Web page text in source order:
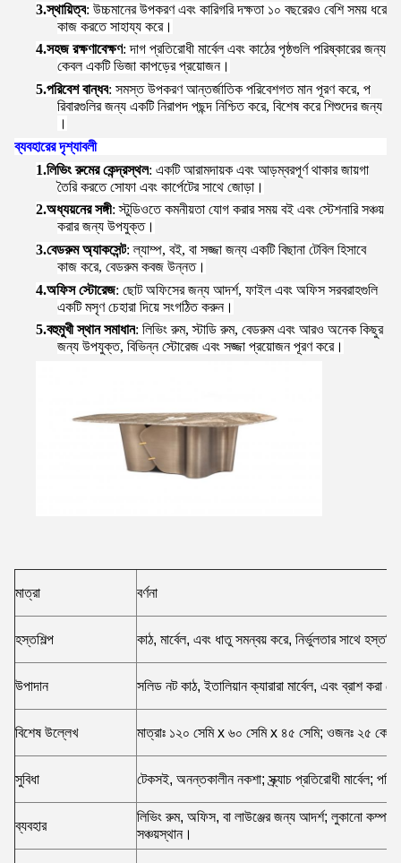
3.স্থায়িত্ব: উচ্চমানের উপকরণ এবং কারিগরি দক্ষতা ১০ বছরেরও বেশি সময় ধরে
কাজ করতে সাহায্য করে।
4.সহজ রক্ষণাবেক্ষণ: দাগ প্রতিরোধী মার্বেল এবং কাঠের পৃষ্ঠগুলি পরিষ্কারের জন্য
কেবল একটি ভিজা কাপড়ের প্রয়োজন।
5.পরিবেশ বান্ধব: সমস্ত উপকরণ আন্তর্জাতিক পরিবেশগত মান পূরণ করে, প
রিবারগুলির জন্য একটি নিরাপদ পছন্দ নিশ্চিত করে, বিশেষ করে শিশুদের জন্য
।
ব্যবহারের দৃশ্যাবলী
1.লিভিং রুমের কেন্দ্রস্থল: একটি আরামদায়ক এবং আড়ম্বরপূর্ণ থাকার জায়গা
তৈরি করতে সোফা এবং কার্পেটের সাথে জোড়া।
2.অধ্যয়নের সঙ্গী: স্টুডিওতে কমনীয়তা যোগ করার সময় বই এবং স্টেশনারি সঞ্চয়
করার জন্য উপযুক্ত।
3.বেডরুম অ্যাকসেন্ট: ল্যাম্প, বই, বা সজ্জা জন্য একটি বিছানা টেবিল হিসাবে
কাজ করে, বেডরুম কবজ উন্নত।
4.অফিস স্টোরেজ: ছোট অফিসের জন্য আদর্শ, ফাইল এবং অফিস সরবরাহগুলি
একটি মসৃণ চেহারা দিয়ে সংগঠিত করুন।
5.বহুমুখী স্থান সমাধান: লিভিং রুম, স্টাডি রুম, বেডরুম এবং আরও অনেক কিছুর
জন্য উপযুক্ত, বিভিন্ন স্টোরেজ এবং সজ্জা প্রয়োজন পূরণ করে।
মাত্রা বর্ণনা
হস্তশিল্প কাঠ, মার্বেল, এবং ধাতু সমন্বয় করে, নির্ভুলতার সাথে
উপাদান সলিড নট কাঠ, ইতালিয়ান ক্যারারা মার্বেল, এবং ব্রাশ করা
বিশেষ উল্লেখ মাত্রাঃ ১২০ সেমি x ৬০ সেমি x ৪৫ সেমি; ওজনঃ ২৫ কেজি;
সুবিধা টেকসই, অনন্তকালীন নকশা; স্ক্র্যাচ প্রতিরোধী মার্বেল;
ব্যবহার
লিভিং রুম, অফিস, বা লাউঞ্জের জন্য আদর্শ; লুকানো
সঞ্চয়স্থান।